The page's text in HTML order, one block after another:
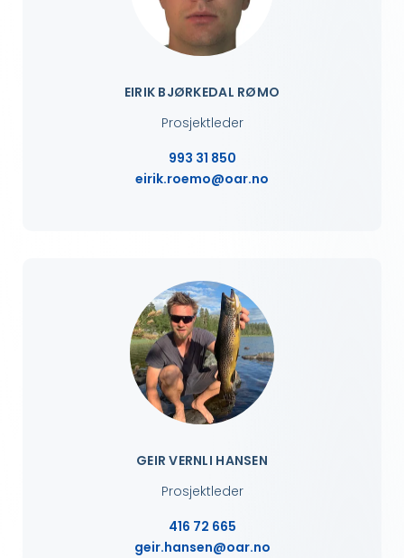
EIRIK BJØRKEDAL RØMO
Prosjektleder
993 31 850
eirik.roemo@oar.no
GEIR VERNLI HANSEN
Prosjektleder
416 72 665
geir.hansen@oar.no